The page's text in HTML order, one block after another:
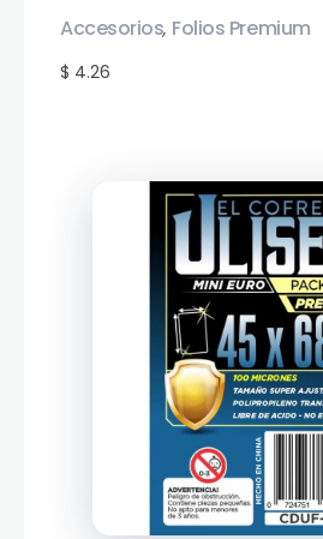
$ 4.26
Accesorios, Folios Premium